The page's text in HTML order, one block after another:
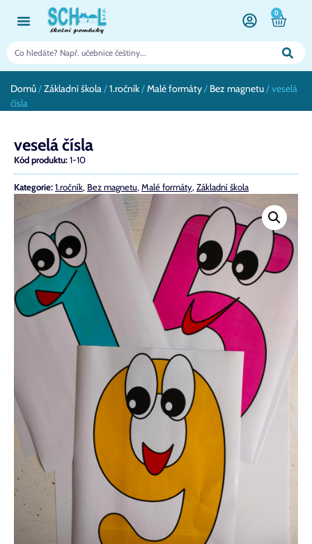
0
Domů/Základní škola/1.ročník/Malé formáty/ Bez magnetu/ veselá
čísla
veselá čísla
Kód produktu:1-10
Kategorie:1.ročník, Bez magnetu, Malé formáty, Základní škola